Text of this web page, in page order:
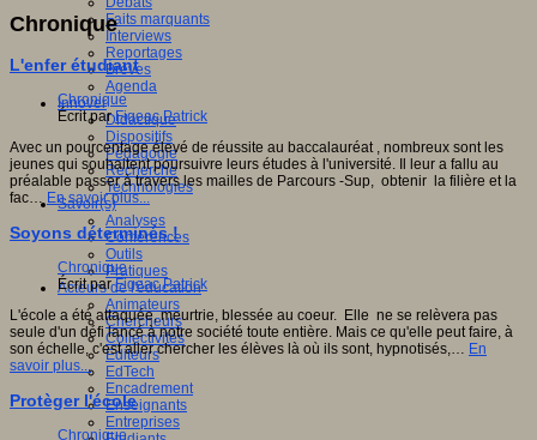
Faits marquants
Interviews
Reportages
Brèves
Agenda
Innover
Didactique
Dispositifs
Pédagogie
Recherche
Technologies
Savoir(s)
Analyses
Conférences
Outils
Pratiques
Acteurs de l'éducation
Animateurs
Chercheurs
Collectivités
Editeurs
EdTech
Encadrement
Enseignants
Entreprises
Chronique
L'enfer étudiant
Chronique
Écrit parFigeac Patrick
Avec un pourcentage élevé de réussite au baccalauréat , nombreux sont les
jeunes qui souhaitent poursuivre leurs études à l'université. Il leur a fallu au
préalable passer à travers les mailles de Parcours -Sup, obtenir la filière et la
fac… En savoir plus...
Soyons déterminés !
Chronique
Écrit parFigeac Patrick
L'école a été attaquée, meurtrie, blessée au coeur. Elle ne se relèvera pas
seule d'un défi lancé à notre société toute entière. Mais ce qu'elle peut faire, à
son échelle, c'est aller chercher les élèves là où ils sont, hypnotisés,… En
savoir plus...
Protèger l'école
Chronique